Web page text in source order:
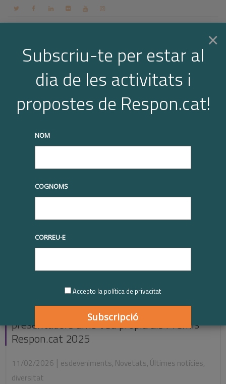
Contacte Espai membres Login CA
Home Page 5 truqueu-nos al +34 93 677 1000 info@respon.cat
Quan la inclusió també puja a l’escenari:
presentadors amb veu pròpia als Premis
Respon.cat 2025
11/02/2026 | esdeveniments, Novetats, Últimes notícies,
diversitat
×
Subscriu-te per estar al
dia de les activitats i
propostes de Respon.cat!
NOM
COGNOMS
CORREU-E
Accepto la política de privacitat